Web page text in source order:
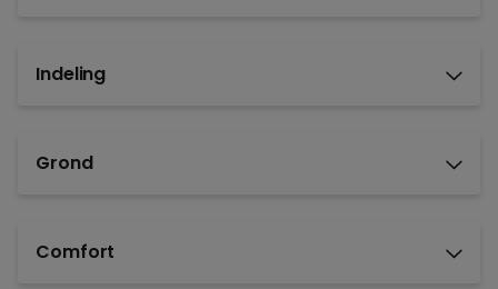
Indeling
Grond
Comfort